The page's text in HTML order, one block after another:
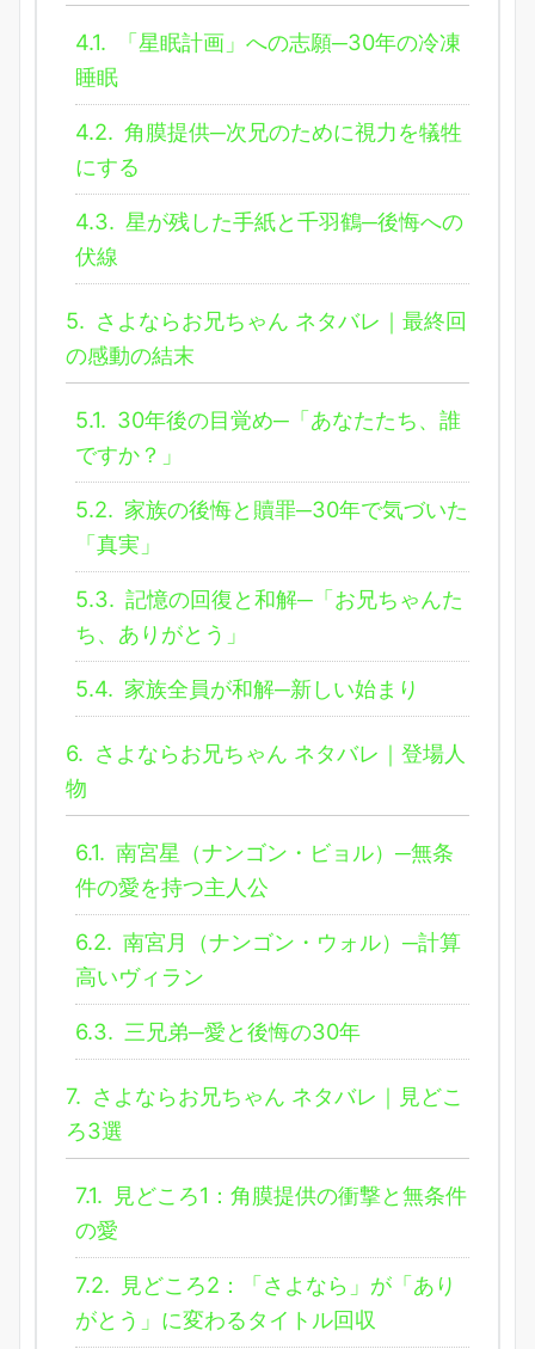
4.1.
「星眠計画」への志願─30年の冷凍
睡眠
4.2. 角膜提供─次兄のために視力を犠牲
にする
4.3. 星が残した手紙と千羽鶴─後悔への
伏線
5. さよならお兄ちゃん ネタバレ｜最終回
の感動の結末
5.1. 30年後の目覚め─「あなたたち、誰
ですか？」
5.2. 家族の後悔と贖罪─30年で気づいた
「真実」
5.3. 記憶の回復と和解─「お兄ちゃんた
ち、ありがとう」
5.4. 家族全員が和解─新しい始まり
6. さよならお兄ちゃん ネタバレ｜登場人
物
6.1. 南宮星（ナンゴン・ビョル）─無条
件の愛を持つ主人公
6.2. 南宮月（ナンゴン・ウォル）─計算
高いヴィラン
6.3. 三兄弟─愛と後悔の30年
7. さよならお兄ちゃん ネタバレ｜見どこ
ろ3選
7.1. 見どころ1：角膜提供の衝撃と無条件
の愛
7.2. 見どころ2：「さよなら」が「あり
がとう」に変わるタイトル回収